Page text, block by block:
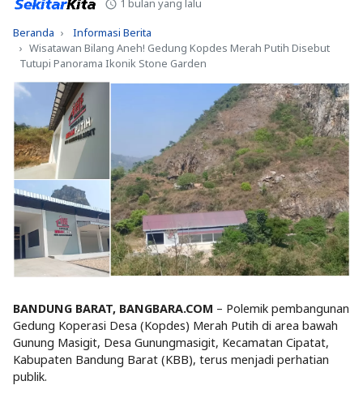
Beranda
Informasi Berita
Wisatawan Bilang Aneh! Gedung Kopdes Merah Putih Disebut
Tutupi Panorama Ikonik Stone Garden
BANDUNG BARAT, BANGBARA.COM – Polemik pembangunan
Gedung Koperasi Desa (Kopdes) Merah Putih di area bawah
Gunung Masigit, Desa Gunungmasigit, Kecamatan Cipatat,
Kabupaten Bandung Barat (KBB), terus menjadi perhatian
publik.